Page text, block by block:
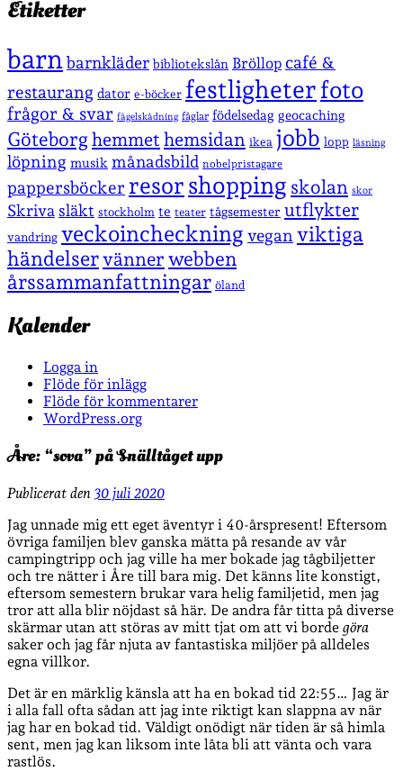
Etiketter
barnbarnkläder bibliotekslån Bröllop café &
restaurang dator e-böcker festligheterfoto
frågor & svar fågelskådning fåglar födelsedag geocaching
Göteborghemmet hemsidan ikea jobb lopp läsning
löpning musik månadsbild nobelpristagare
pappersböcker resor shopping skolan skor
Skriva släkt stockholm te teater tågsemester utflykter
vandring veckoincheckning vegan viktiga
händelservänner webben
årssammanfattningar öland
Kalender
Logga in
Flöde för inlägg
Flöde för kommentarer
WordPress.org
Åre: “sova” på Snälltåget upp
Publicerat den 30 juli 2020
Jag unnade mig ett eget äventyr i 40-årspresent! Eftersom
övriga familjen blev ganska mätta på resande av vår
campingtripp och jag ville ha mer bokade jag tågbiljetter
och tre nätter i Åre till bara mig. Det känns lite konstigt,
eftersom semestern brukar vara helig familjetid, men jag
tror att alla blir nöjdast så här. De andra får titta på diverse
skärmar utan att störas av mitt tjat om att vi borde göra
saker och jag får njuta av fantastiska miljöer på alldeles
egna villkor.
Det är en märklig känsla att ha en bokad tid 22:55… Jag är
i alla fall ofta sådan att jag inte riktigt kan slappna av när
jag har en bokad tid. Väldigt onödigt när tiden är så himla
sent, men jag kan liksom inte låta bli att vänta och vara
rastlös.